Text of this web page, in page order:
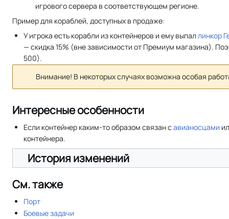
игрового сервера в соответствующем регионе.
Пример для кораблей, доступных в продаже:
У игрока есть корабли из контейнеров и ему выпаллинкор
— скидка 15% (вне зависимости от Премиум магазина).
500).
Внимание! В некоторых случаях возможна особая
Интересные особенности
Если контейнер каким-то образом связан савианосцами
контейнера.
История изменений
См. также
Порт
Боевые задачи